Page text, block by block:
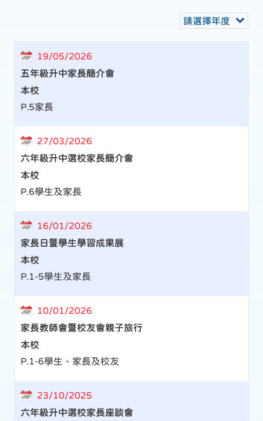
請選擇年度
19/05/2026
五年級升中家長簡介會
本校
P.5家長
27/03/2026
六年級升中選校家長簡介會
本校
P.6學生及家長
16/01/2026
家長日暨學生學習成果展
本校
P.1-5學生及家長
10/01/2026
家長教師會暨校友會親子旅行
本校
P.1-6學生、家長及校友
23/10/2025
六年級升中選校家長座談會